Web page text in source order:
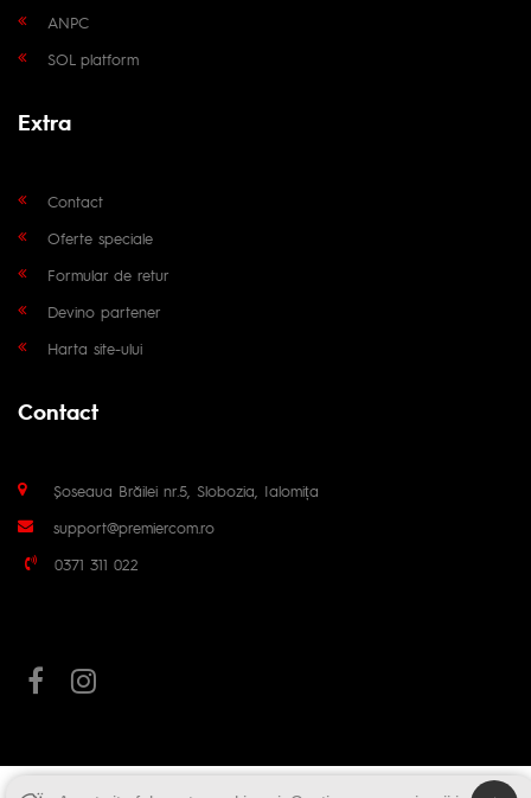
ANPC
SOL platform
Extra
Contact
Oferte speciale
Formular de retur
Devino partener
Harta site-ului
Contact
Șoseaua Brăilei nr.5, Slobozia, Ialomița
support@premiercom.ro
0371 311 022